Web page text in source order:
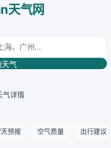
天气网
气
气详情
预报 空气质量 出行建议